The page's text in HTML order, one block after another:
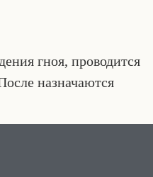
гноя, проводится
назначаются